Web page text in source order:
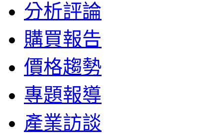
分析評論
購買報告
價格趨勢
專題報導
產業訪談